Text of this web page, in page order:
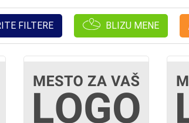
FILTERE BLIZU MENE